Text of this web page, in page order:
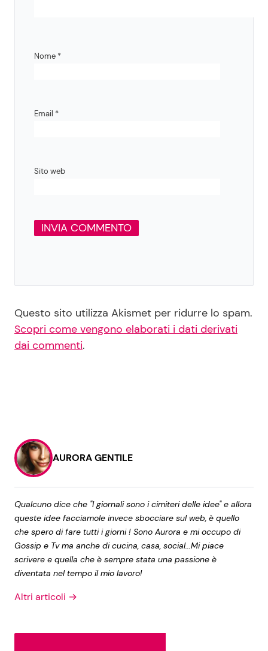
Nome *
Email *
Sito web
Questo sito utilizza Akismet per ridurre lo spam.
Scopri come vengono elaborati i dati derivati
dai commenti.
AURORA GENTILE
Qualcuno dice che "I giornali sono i cimiteri delle idee" e allora
queste idee facciamole invece sbocciare sul web, è quello
che spero di fare tutti i giorni ! Sono Aurora e mi occupo di
Gossip e Tv ma anche di cucina, casa, social...Mi piace
scrivere e quella che è sempre stata una passione è
diventata nel tempo il mio lavoro!
Altri articoli →